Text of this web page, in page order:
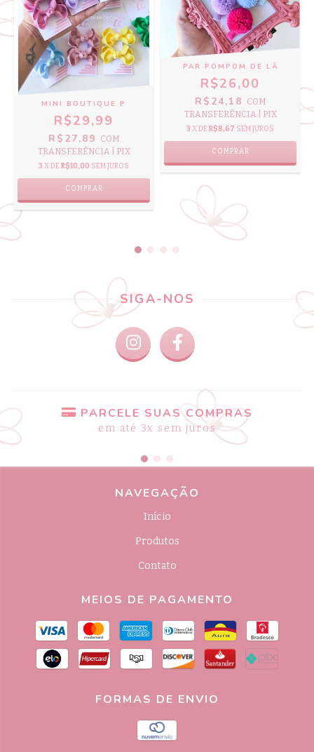
MINI BOUTIQUE P
R$29,99
R$27,89
COM
TRANSFERÊNCIA | PIX
3 X DE R$10,00 SEM JUROS
COMPRAR
PAR POMPOM DE LÃ
R$26,00
R$24,18
COM
TRANSFERÊNCIA | PIX
3 X DE R$8,67 SEM JUROS
COMPRAR
SIGA-NOS
PARCELE SUAS COMPRAS
em até 3x sem juros
NAVEGAÇÃO
Início
Produtos
Contato
MEIOS DE PAGAMENTO
FORMAS DE ENVIO